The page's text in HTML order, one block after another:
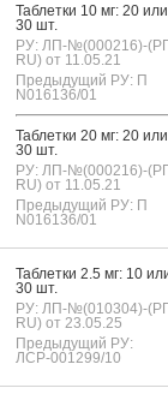
Таб­летки 10 мг: 20 или
30 шт.
РУ: ЛП-№(000216)-
RU) от 11.05.21
Предыдущий РУ: П
N016136/01
Таб­летки 20 мг: 20 или
30 шт.
РУ: ЛП-№(000216)-
RU) от 11.05.21
Предыдущий РУ: П
N016136/01
Таб­летки 2.5 мг: 10
30 шт.
РУ: ЛП-№(010304)-
RU) от 23.05.25
Предыдущий РУ:
ЛСР-001299/10